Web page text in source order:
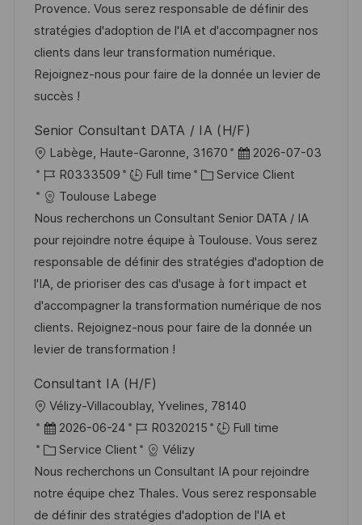
i
s
a
t
i
n
d
’
a
f
f
c
h
a
g
e
r
e
n
c
u
p
o
s
t
e
é
g
o
r
i
Provence. Vous serez responsable de définir des
stratégies d'adoption de l'IA et d'accompagner nos
clients dans leur transformation numérique.
Rejoignez-nous pour faire de la donnée un levier de
succès !
Senior Consultant DATA / IA (H/F)
o
c
a
l
i
s
a
t
i
n
Labège, Haute-Garonne, 31670
D
a
e
d
’
a
f
f
a
g
2026-07-03
R
é
f
é
r
e
n
c
e
u
p
o
s
t
e
R0333509 Full time
C
t
é
g
o
r
i
Service Client
Toulouse Labege
Nous recherchons un Consultant Senior DATA / IA
pour rejoindre notre équipe à Toulouse. Vous serez
responsable de définir des stratégies d'adoption de
l'IA, de prioriser des cas d'usage à fort impact et
d'accompagner la transformation numérique de nos
clients. Rejoignez-nous pour faire de la donnée un
levier de transformation !
Consultant IA (H/F)
o
c
a
l
i
Vélizy-Villacoublay, Yvelines, 78140
D
a
t
e
d
2026-06-24
R
é
f
é
r
R0320215
Full time
C
a
t
é
Service Client
Vélizy
Nous recherchons un Consultant IA pour rejoindre
notre équipe chez Thales. Vous serez responsable
de définir des stratégies d'adoption de l'IA et